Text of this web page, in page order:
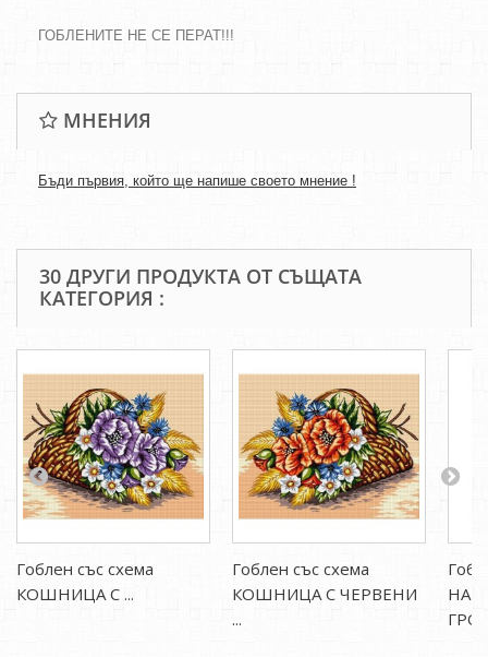
ГОБЛЕНИТЕ НЕ СЕ ПЕРАТ!!!
МНЕНИЯ
Бъди първия, който ще напише своето мнение !
30 ДРУГИ ПРОДУКТА ОТ СЪЩАТА
КАТЕГОРИЯ :
Гоблен със схема
КОШНИЦА С ...
Гоблен със схема
КОШНИЦА С ЧЕРВЕНИ
...